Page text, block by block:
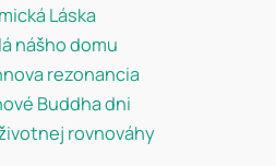
Láska
nášho domu
rezonancia
Buddha dni
rovnováhy